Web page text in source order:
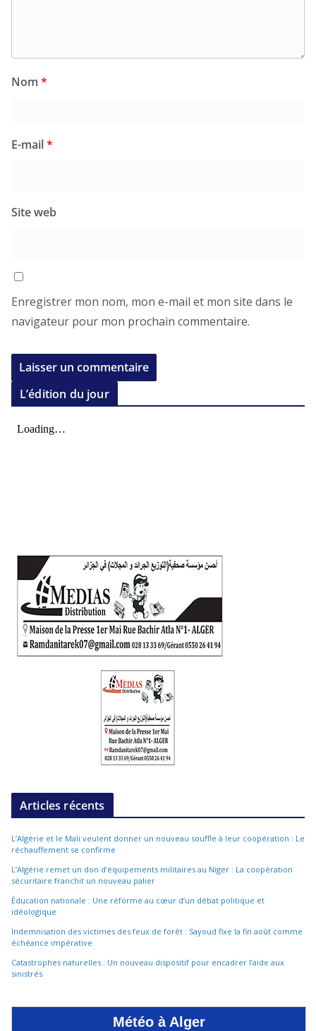
Nom *
E-mail*
Site web
Enregistrer mon nom, mon e-mail et mon site dans le
navigateur pour mon prochain commentaire.
L’édition du jour
Articles récents
L’Algérie et le Mali veulent donner un nouveau souffle à leur coopération : Le
réchauffement se confirme
L’Algérie remet un don d’équipements militaires au Niger : La coopération
sécuritaire franchit un nouveau palier
Éducation nationale : Une réforme au cœur d’un débat politique et
idéologique
Indemnisation des victimes des feux de forêt : Sayoud fixe la fin août comme
échéance impérative
Catastrophes naturelles : Un nouveau dispositif pour encadrer l’aide aux
sinistrés
Météo à Alger